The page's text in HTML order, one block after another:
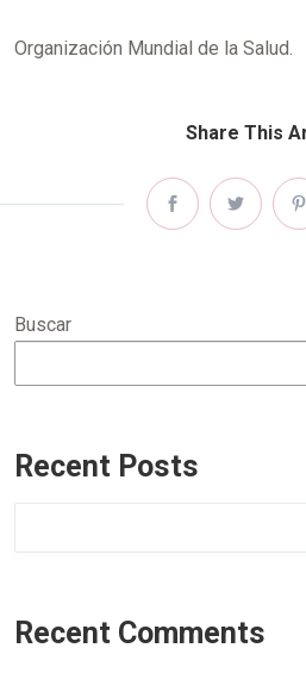
Organización Mundial de la Salud.
Share This
Buscar
Recent Posts
Recent Comments